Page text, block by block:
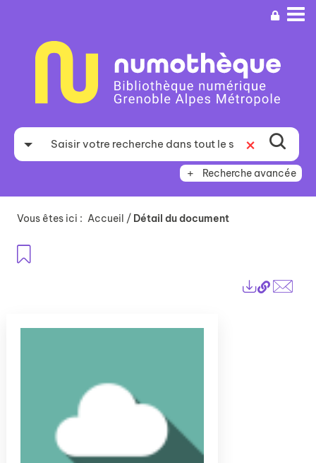
recherche
Recherche avancée
Vous êtes ici : Accueil / Détail du document
Lien